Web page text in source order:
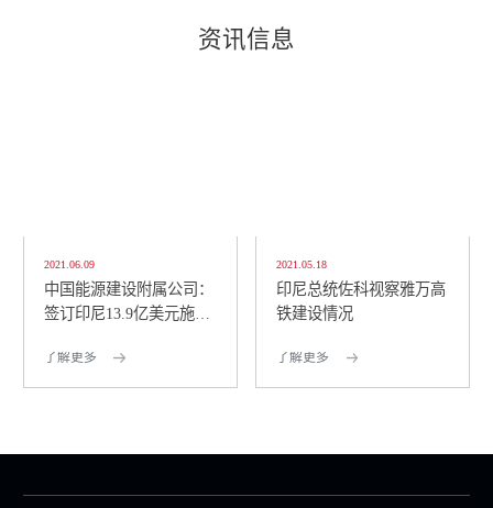
资讯信息
2021.06.09
中国能源建设附属公司：
签订印尼13.9亿美元施工
了解更多
2021.05.18
印尼总统佐科视察雅万高
铁建设情况
了解更多